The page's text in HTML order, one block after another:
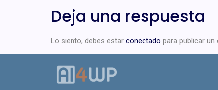
Deja una respuesta
Lo siento, debes estar conectado para publicar un